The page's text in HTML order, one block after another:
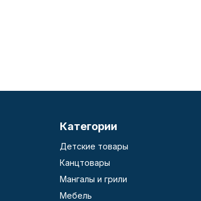
Категории
Детские товары
Канцтовары
Мангалы и грили
Мебель